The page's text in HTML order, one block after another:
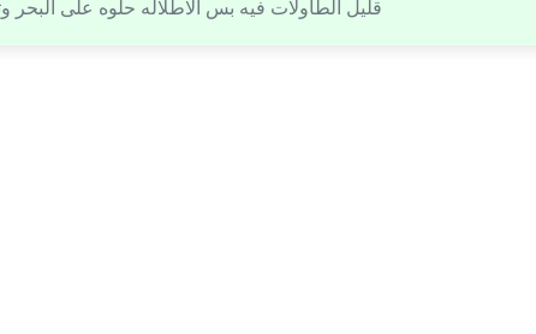
قليل الطاولات فيه بس الاطلاله حلوه على البحر